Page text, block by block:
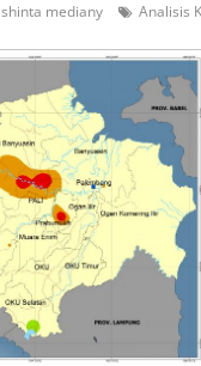
shinta mediany Analisis